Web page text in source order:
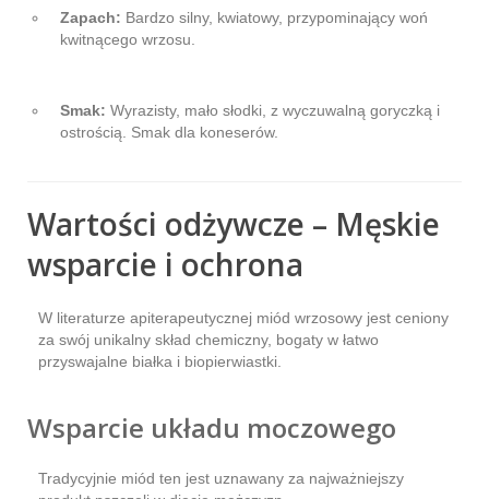
Zapach: Bardzo silny, kwiatowy, przypominający woń
kwitnącego wrzosu.
Smak: Wyrazisty, mało słodki, z wyczuwalną goryczką i
ostrością. Smak dla koneserów.
Wartości odżywcze – Męskie
wsparcie i ochrona
W literaturze apiterapeutycznej miód wrzosowy jest ceniony
za swój unikalny skład chemiczny, bogaty w łatwo
przyswajalne białka i biopierwiastki.
Wsparcie układu moczowego
Tradycyjnie miód ten jest uznawany za najważniejszy